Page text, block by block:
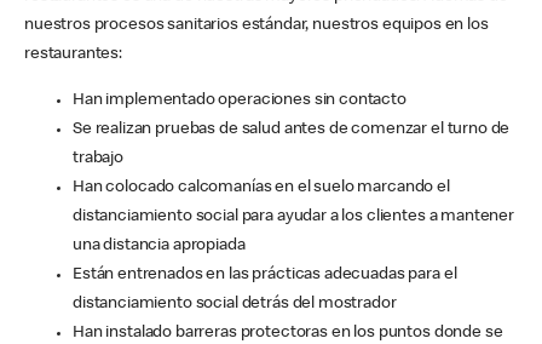
nuestros procesos sanitarios estándar, nuestros equipos en los
restaurantes:
Han implementado operaciones sin contacto
Se realizan pruebas de salud antes de comenzar el turno de
trabajo
Han colocado calcomanías en el suelo marcando el
distanciamiento social para ayudar a los clientes a mantener
una distancia apropiada
Están entrenados en las prácticas adecuadas para el
distanciamiento social detrás del mostrador
Han instalado barreras protectoras en los puntos donde se